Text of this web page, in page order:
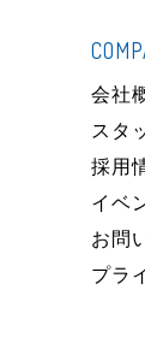
会社
スタ
採用
イベ
お問
プラ